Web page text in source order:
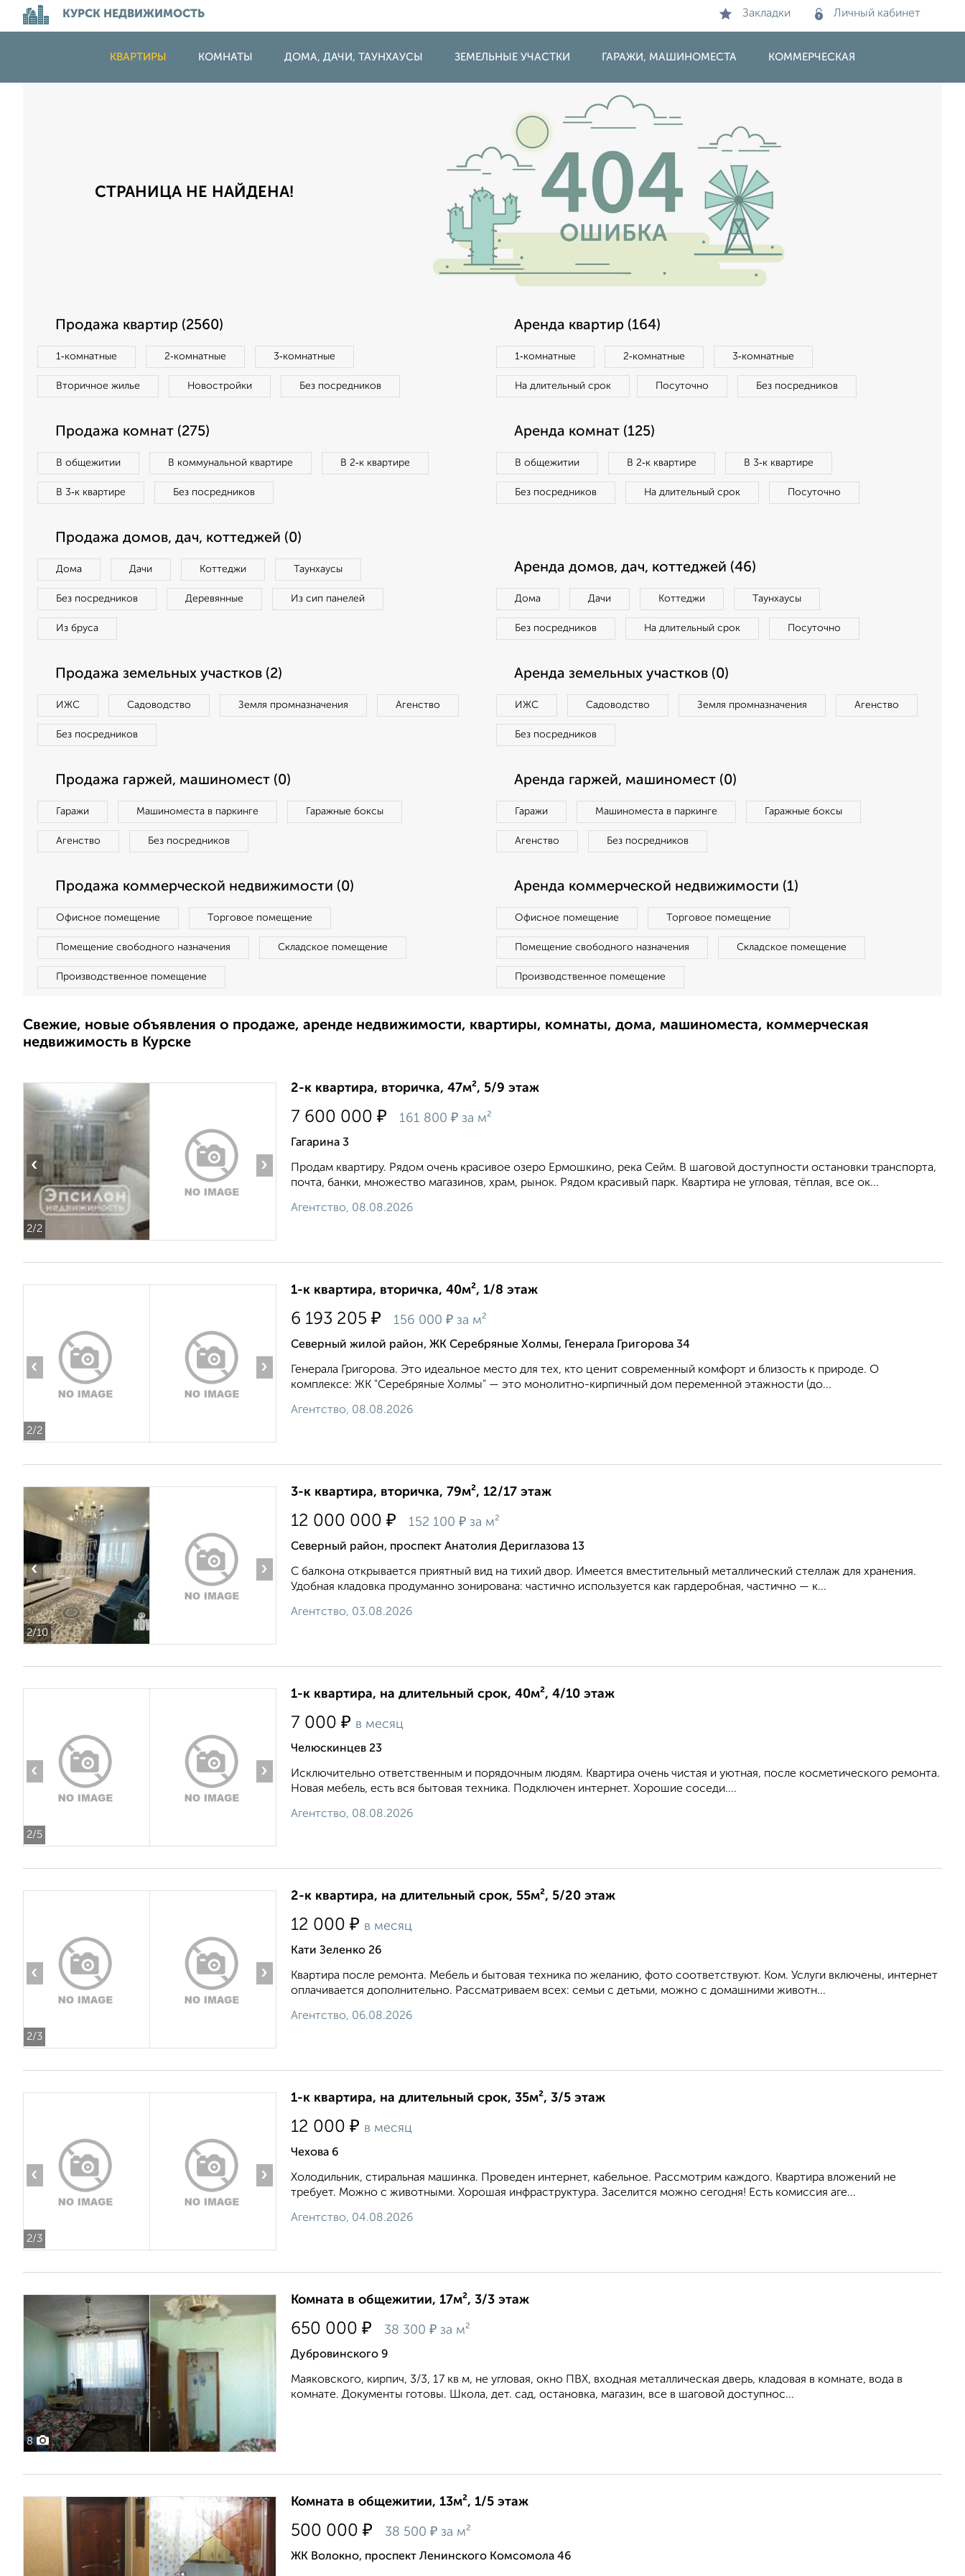
КУРСК НЕДВИЖИМОСТЬ Закладки Личный кабинет
КВАРТИРЫ КОМНАТЫ ДОМА, ДАЧИ, ТАУНХАУСЫ ЗЕМЕЛЬНЫЕ УЧАСТКИ ГАРАЖИ, МАШИНОМЕСТА КОММЕРЧЕСКАЯ
СТРАНИЦА НЕ НАЙДЕНА!
Продажа квартир (2560)
1‑комнатные 2‑комнатные 3‑комнатные
Вторичное жилье Новостройки Без посредников
Аренда квартир (164)
1‑комнатные 2‑комнатные 3‑комнатные
На длительный срок Посуточно Без посредников
Продажа комнат (275)
В общежитии В коммунальной квартире В 2‑к квартире
В 3‑к квартире Без посредников
Аренда комнат (125)
В общежитии В 2‑к квартире В 3‑к квартире
Без посредников На длительный срок Посуточно
Продажа домов, дач, коттеджей (0)
Дома Дачи Коттеджи Таунхаусы
Без посредников Деревянные Из сип панелей
Из бруса
Аренда домов, дач, коттеджей (46)
Дома Дачи Коттеджи Таунхаусы
Без посредников На длительный срок Посуточно
Продажа земельных участков (2)
ИЖС Садоводство Земля промназначения Агенство
Без посредников
Аренда земельных участков (0)
ИЖС Садоводство Земля промназначения Агенство
Без посредников
Продажа гаржей, машиномест (0)
Гаражи Машиноместа в паркинге Гаражные боксы
Агенство Без посредников
Аренда гаржей, машиномест (0)
Гаражи Машиноместа в паркинге Гаражные боксы
Агенство Без посредников
Продажа коммерческой недвижимости (0)
Офисное помещение Торговое помещение
Помещение свободного назначения Складское помещение
Производственное помещение
Аренда коммерческой недвижимости (1)
Офисное помещение Торговое помещение
Помещение свободного назначения Складское помещение
Производственное помещение
Свежие, новые объявления о продаже, аренде недвижимости, квартиры, комнаты, дома, машиноместа, коммерческая
недвижимость в Курске
2/2
‹ ›
2-к квартира, вторичка, 47м², 5/9 этаж
7 600 000 ₽ 161 800 ₽ за м²
Гагарина 3
Продам квартиру. Рядом очень красивое озеро Ермошкино, река Сейм. В шаговой доступности остановки транспорта,
почта, банки, множество магазинов, храм, рынок. Рядом красивый парк. Квартира не угловая, тёплая, все ок...
Агентство, 08.08.2026
2/2
‹ ›
1-к квартира, вторичка, 40м², 1/8 этаж
6 193 205 ₽ 156 000 ₽ за м²
Северный жилой район, ЖК Серебряные Холмы, Генерала Григорова 34
Генерала Григорова. Это идеальное место для тех, кто ценит современный комфорт и близость к природе. О
комплексе: ЖК "Серебряные Холмы" — это монолитно-кирпичный дом переменной этажности (до...
Агентство, 08.08.2026
2/10
‹ ›
3-к квартира, вторичка, 79м², 12/17 этаж
12 000 000 ₽ 152 100 ₽ за м²
Северный район, проспект Анатолия Дериглазова 13
С балкона открывается приятный вид на тихий двор. Имеется вместительный металлический стеллаж для хранения.
Удобная кладовка продуманно зонирована: частично используется как гардеробная, частично — к...
Агентство, 03.08.2026
2/5
‹ ›
1-к квартира, на длительный срок, 40м², 4/10 этаж
7 000 ₽ в месяц
Челюскинцев 23
Исключительно ответственным и порядочным людям. Квартира очень чистая и уютная, после косметического ремонта.
Новая мебель, есть вся бытовая техника. Подключен интернет. Хорошие соседи....
Агентство, 08.08.2026
2/3
‹ ›
2-к квартира, на длительный срок, 55м², 5/20 этаж
12 000 ₽ в месяц
Кати Зеленко 26
Квартира после ремонта. Мебель и бытовая техника по желанию, фото соответствуют. Ком. Услуги включены, интернет
оплачивается дополнительно. Рассматриваем всех: семьи с детьми, можно с домашними животн...
Агентство, 06.08.2026
2/3
‹ ›
1-к квартира, на длительный срок, 35м², 3/5 этаж
12 000 ₽ в месяц
Чехова 6
Холодильник, стиральная машинка. Проведен интернет, кабельное. Рассмотрим каждого. Квартира вложений не
требует. Можно с животными. Хорошая инфраструктура. Заселится можно сегодня! Есть комиссия аге...
Агентство, 04.08.2026
8
Комната в общежитии, 17м², 3/3 этаж
650 000 ₽ 38 300 ₽ за м²
Дубровинского 9
Маяковского, кирпич, 3/3, 17 кв м, не угловая, окно ПВХ, входная металлическая дверь, кладовая в комнате, вода в
комнате. Документы готовы. Школа, дет. сад, остановка, магазин, все в шаговой доступнос...
Комната в общежитии, 13м², 1/5 этаж
500 000 ₽ 38 500 ₽ за м²
ЖК Волокно, проспект Ленинского Комсомола 46